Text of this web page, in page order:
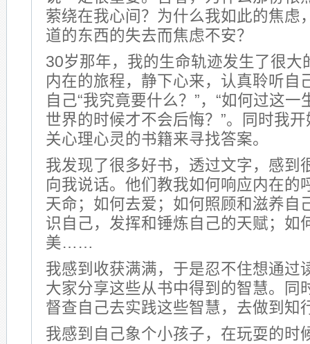
萦绕在我心间？为什么我如此的焦虑
道的东西的失去而焦虑不安？
30岁那年，我的生命轨迹发生了很大
内在的旅程，静下心来，认真聆听自
自己“我究竟要什么？”，“如何过这
世界的时候才不会后悔？”。同时我
关心理心灵的书籍来寻找答案。
我发现了很多好书，透过文字，感到
向我说话。他们教我如何响应内在的
天命；如何去爱；如何照顾和滋养自
识自己，发挥和锤炼自己的天赋；如
美……
我感到收获满满，于是忍不住想通过
大家分享这些从书中得到的智慧。同
督查自己去实践这些智慧，去做到知
我感到自己象个小孩子，在玩耍的时